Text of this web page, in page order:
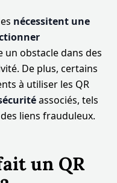
nécessitent une
un obstacle dans des
De plus, certains
à utiliser les QR
associés, tels
liens frauduleux.
un QR